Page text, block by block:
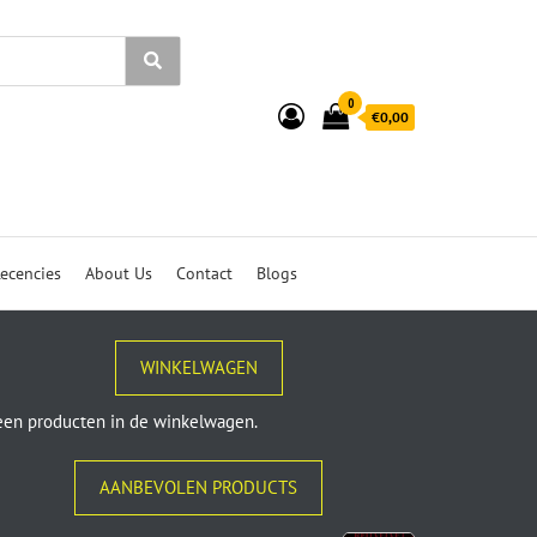
0
€0,00
About Us Contact Blogs
WINKELWAGEN
producten in de winkelwagen.
AANBEVOLEN PRODUCTS